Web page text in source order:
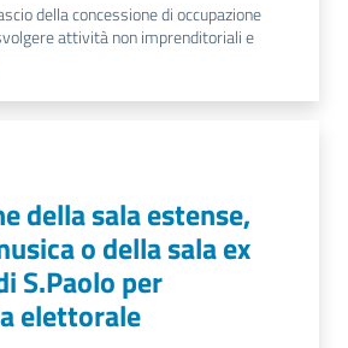
della concessione di occupazione
attività non imprenditoriali e
della sala estense,
o della sala ex
S.Paolo per
elettorale